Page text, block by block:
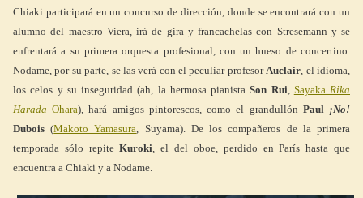
Chiaki participará en un concurso de dirección, donde se encontrará con un
alumno del maestro Viera, irá de gira y francachelas con Stresemann y se
enfrentará a su primera orquesta profesional, con un hueso de concertino.
Nodame, por su parte, se las verá con el peculiar profesorAuclair, el idioma,
los celos y su inseguridad (ah, la hermosa pianistaSon Rui, Sayaka Rika
HaradaOhara), hará amigos pintorescos, como el grandullón Paul ¡No!
Dubois (Makoto Yamasura, Suyama). De los compañeros de la primera
temporada sólo repiteKuroki, el del oboe, perdido en París hasta que
encuentra a Chiaki y a Nodame.